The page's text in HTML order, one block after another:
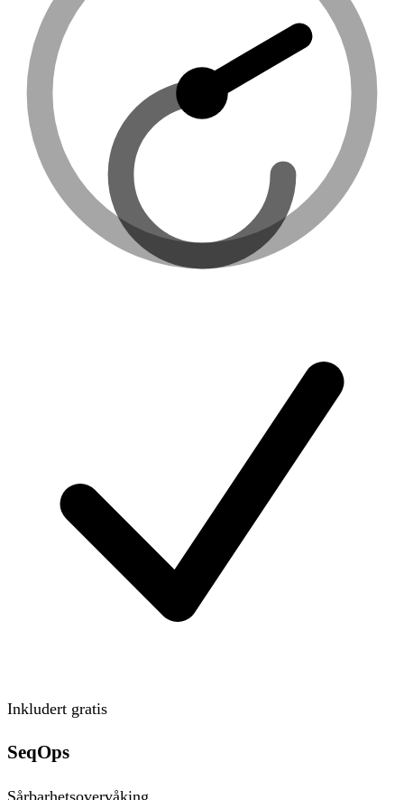
Inkludert gratis
SeqOps
Sårbarhetsovervåking